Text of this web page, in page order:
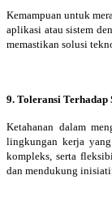
Kemampuan untuk
aplikasi atau sistem
memastikan solusi
9. Toleransi Terhadap
Ketahanan dalam
lingkungan kerja
kompleks, serta
dan mendukung inisiatif